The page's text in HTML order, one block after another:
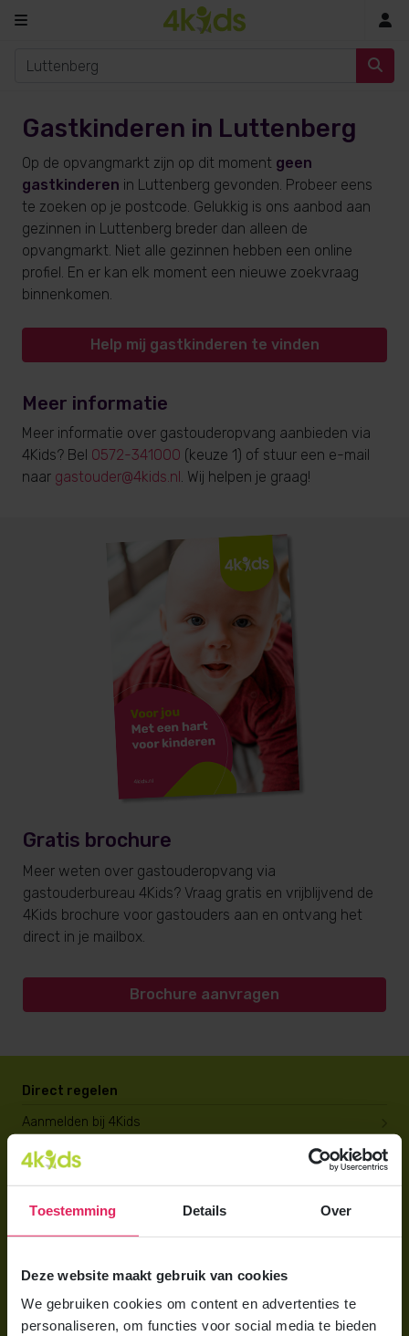
Toestemming Details Over
Deze website maakt gebruik van cookies
We gebruiken cookies om content en advertenties te
personaliseren, om functies voor social media te bieden
Gastkinderen in Luttenberg
Op de opvangmarkt zijn op dit moment geen
gastkinderen in Luttenberg gevonden. Probeer eens
te zoeken op je postcode. Gelukkig is ons aanbod aan
gezinnen in Luttenberg breder dan alleen de
opvangmarkt. Niet alle gezinnen hebben een online
profiel. En er kan elk moment een nieuwe zoekvraag
binnenkomen.
Help mij gastkinderen te vinden
Meer informatie
Meer informatie over gastouderopvang aanbieden via
4Kids? Bel 0572-341000 (keuze 1) of stuur een e-mail
naar gastouder@4kids.nl. Wij helpen je graag!
Gratis brochure
Meer weten over gastouderopvang via
gastouderbureau 4Kids? Vraag gratis en vrijblijvend de
4Kids brochure voor gastouders aan en ontvang het
direct in je mailbox.
Brochure aanvragen
Direct regelen
Aanmelden bij 4Kids
Brochure aanvragen
Berekening maken
Wat is gastouderopvang?
Wat kost een gastouder?